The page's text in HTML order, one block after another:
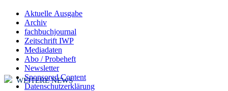
Aktuelle Ausgabe
Archiv
fachbuchjournal
Zeitschrift IWP
Mediadaten
Abo / Probeheft
Newsletter
Sponsored Content
Datenschutzerklärung
WEITERE NEWS